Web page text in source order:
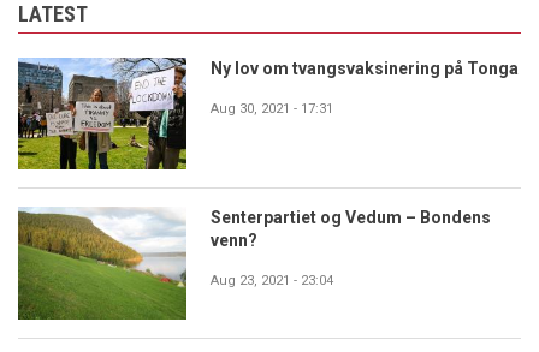
LATEST
Ny lov om tvangsvaksinering på Tonga
Aug 30, 2021 - 17:31
Senterpartiet og Vedum – Bondens
venn?
Aug 23, 2021 - 23:04